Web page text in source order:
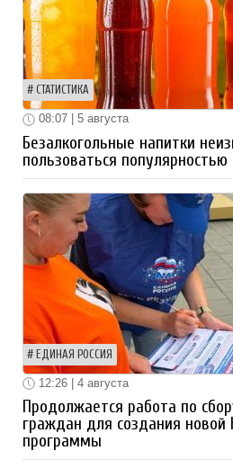
СТАТИСТИКА
08:07 | 5 августа
Безалкогольные напитки
пользоваться популярностью
ЕДИНАЯ РОССИЯ
12:26 | 4 августа
Продолжается работа по
граждан для создания новой
программы